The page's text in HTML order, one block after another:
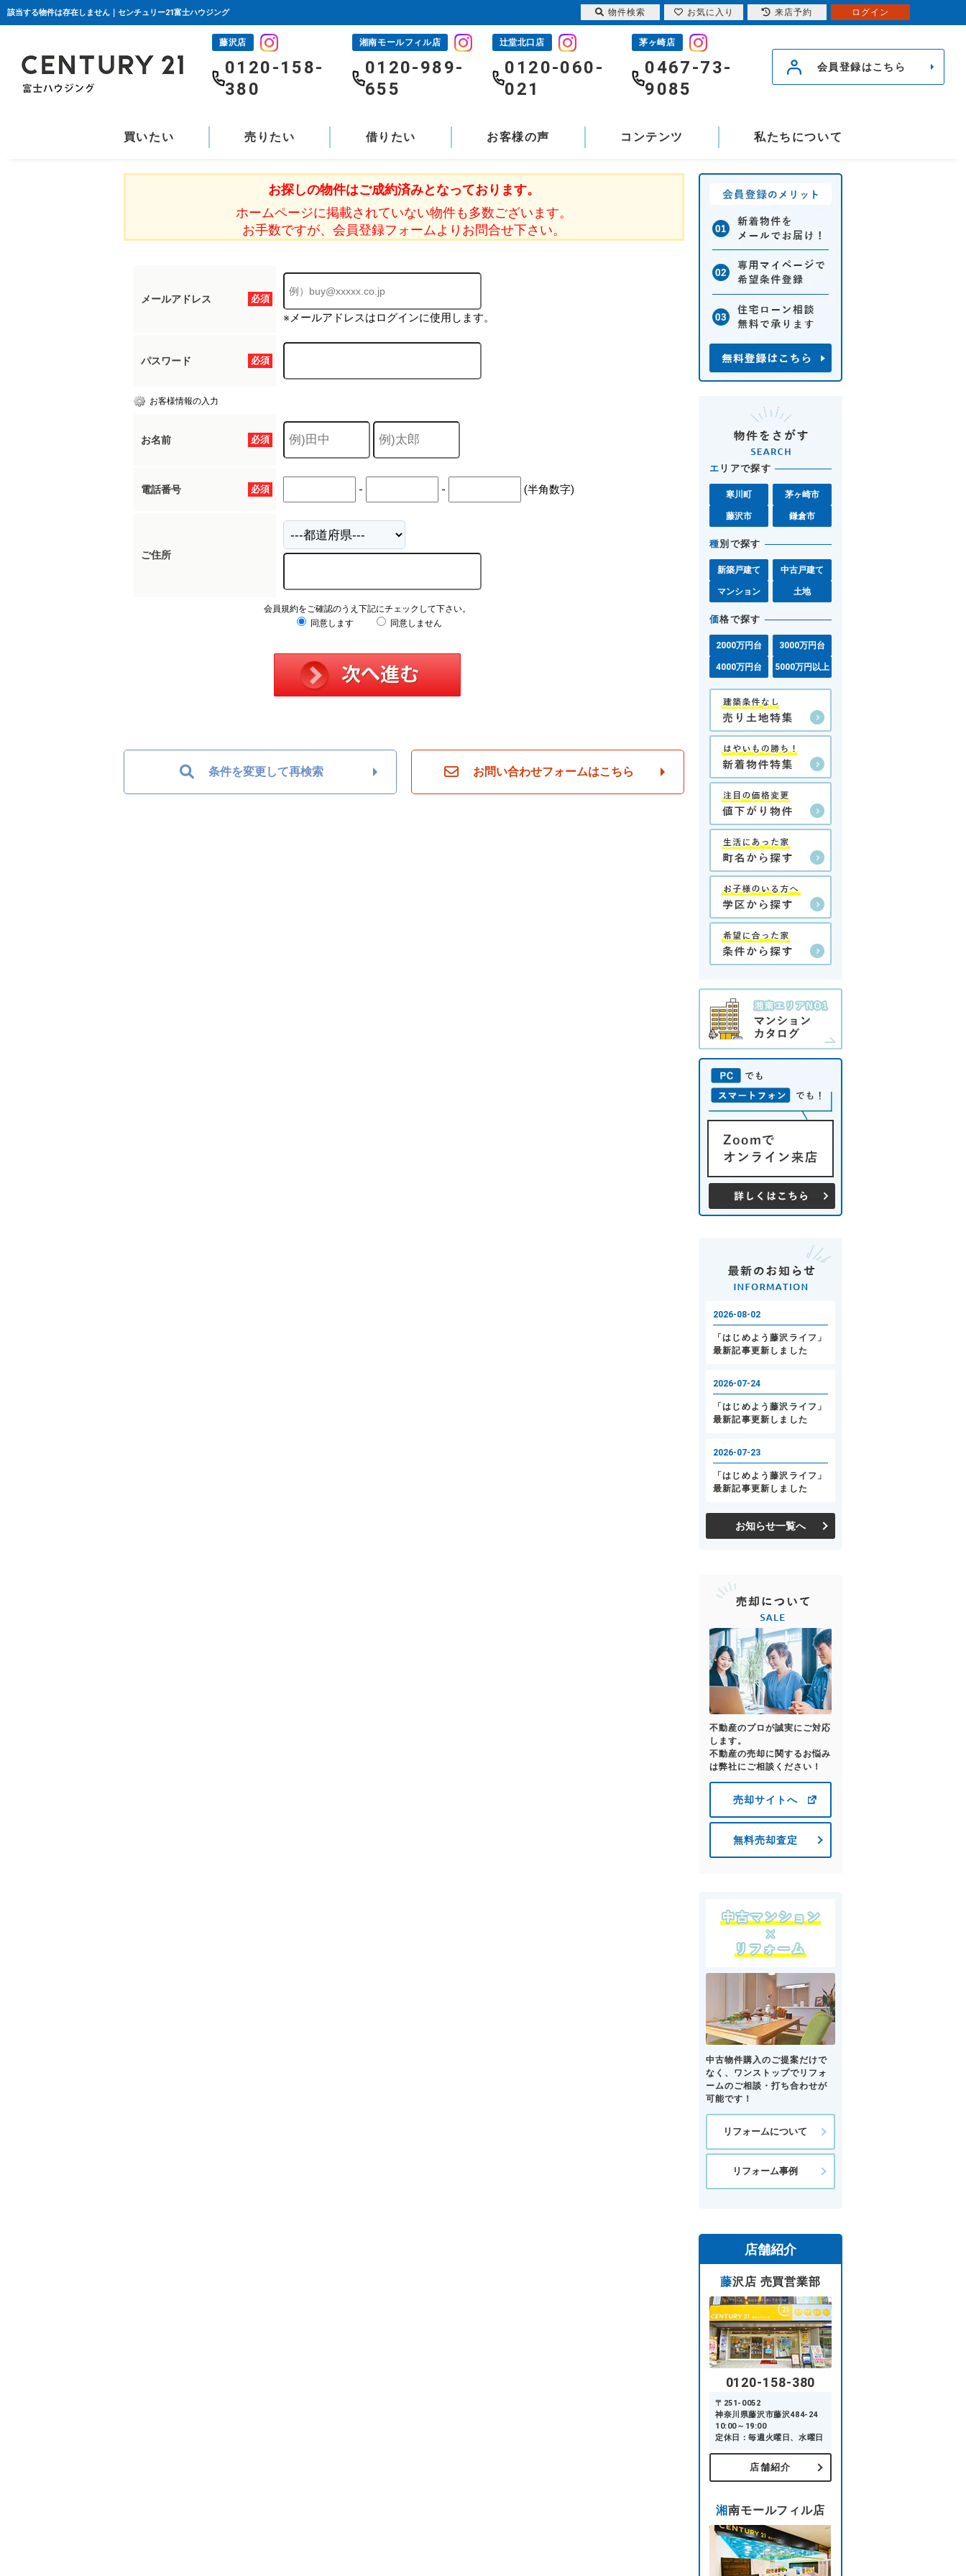
該当する物件は存在しません｜センチュリー21富士ハウジング
藤沢店
0120-158-
380
湘南モールフィル店
0120-989-
655
辻堂北口店
0120-060-
021
茅ヶ崎店
0467-73-
9085
会員登録はこちら
買いたい 売りたい 借りたい お客様の声 コンテンツ 私たちについて
お探しの物件はご成約済みとなっております。
ホームページに掲載されていない物件も多数ございます。
お手数ですが、会員登録フォームよりお問合せ下さい。
必須
メールアドレス
※メールアドレスはログインに使用します。
必須
パスワード
お客様情報の入力
必須
お名前
必須
電話番号 - - (半角数字)
ご住所
会員規約をご確認のうえ下記にチェックして下さい。
同意します
同意しません
条件を変更して再検索 お問い合わせフォームはこちら
エ リアで探す
寒川町 茅ヶ崎市
藤沢市 鎌倉市
種別で探す
新築戸建て 中古戸建て
マンション 土地
価格で探す
2000万円台 3000万円台
4000万円台 5000万円以上
お知らせ一覧へ
不動産のプロが誠実にご対応
します。
不動産の売却に関するお悩み
は弊社にご相談ください！
売却サイトへ
無料売却査定
中古物件購入のご提案だけで
なく、ワンストップでリフォ
ームのご相談・打ち合わせが
可能です！
リフォームについて
リフォーム事例
店舗紹介
藤沢店 売買営業部
0120-158-380
〒251-0052
神奈川県藤沢市藤沢484-24
10:00～19:00
定休日：毎週火曜日、水曜日
店舗紹介
湘南モールフィル店
物件検索 お気に入り 来店予約 ログイン